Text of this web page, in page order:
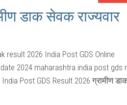
डाक सेवक राज्यवार
result 2026 India Post GDS Online
2024 maharashtra india post gds
Post GDS Result 2026 ग्रामीण